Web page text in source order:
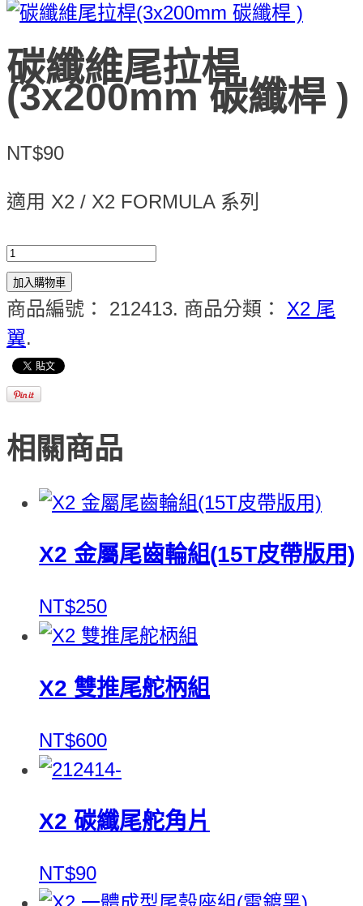
碳纖維尾拉桿
(3x200mm 碳纖桿 )
NT$90
適用 X2 / X2 FORMULA 系列
加入購物車
商品編號： 212413. 商品分類： X2 尾
翼.
相關商品
X2 金屬尾齒輪組(15T皮帶版用)
NT$250
X2 雙推尾舵柄組
NT$600
X2 碳纖尾舵角片
NT$90